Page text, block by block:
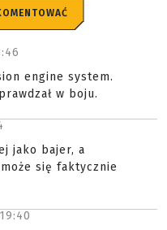
engine system.
w boju.
jako bajer, a
się faktycznie
19:40